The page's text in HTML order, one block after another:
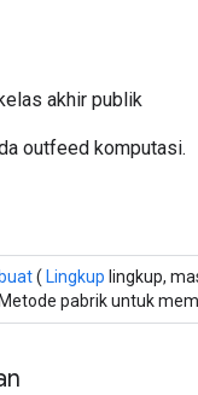
akhir publik
outfeed komputasi.
buat( Lingkup lingkup,
Metode pabrik untuk